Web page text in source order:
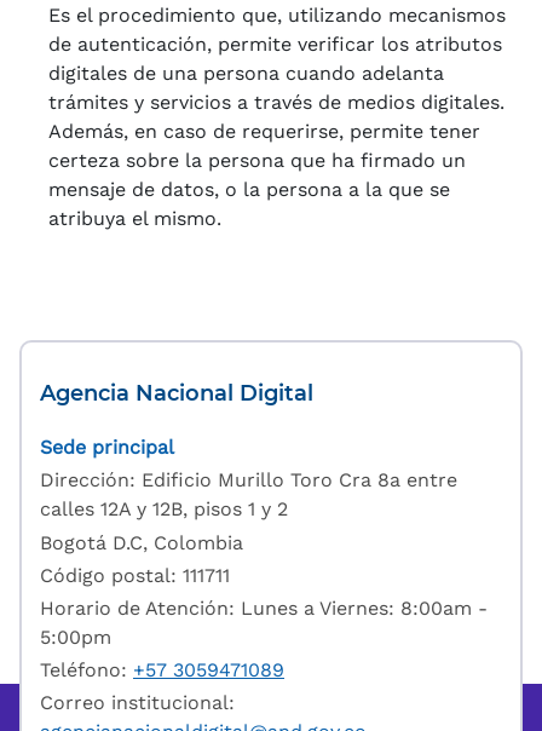
Es el procedimiento que, utilizando mecanismos
de autenticación, permite verificar los atributos
digitales de una persona cuando adelanta
trámites y servicios a través de medios digitales.
Además, en caso de requerirse, permite tener
certeza sobre la persona que ha firmado un
mensaje de datos, o la persona a la que se
atribuya el mismo.
Agencia Nacional Digital
Sede principal
Dirección: Edificio Murillo Toro Cra 8a entre
calles 12A y 12B, pisos 1 y 2
Bogotá D.C, Colombia
Código postal: 111711
Horario de Atención: Lunes a Viernes: 8:00am -
5:00pm
Teléfono: +57 3059471089
Correo institucional: